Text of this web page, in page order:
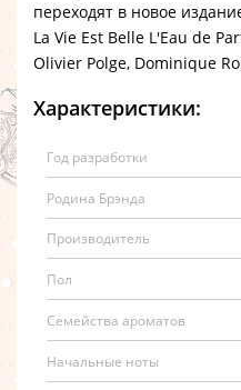
переходят в новое
La Vie Est Belle L'Eau de
Olivier Polge, Dominique
Характеристики:
Год разработки
Родина Брэнда
Производитель
Пол
Семейства ароматов
Начальные ноты